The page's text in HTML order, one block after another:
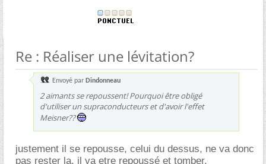
Re : Réaliser une lévitation?
Envoyé par Dindonneau
2 aimants se repoussent! Pourquoi être obligé
d'utiliser un supraconducteurs et d'avoir l'effet
Meisner??
justement il se repousse, celui du dessus, ne va donc
pas rester la, il va etre repoussé et tomber.